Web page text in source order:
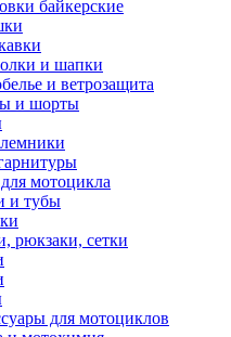
байкерские
и шапки
и ветрозащита
и шорты
мотоцикла
и тубы
рюкзаки, сетки
для мотоциклов